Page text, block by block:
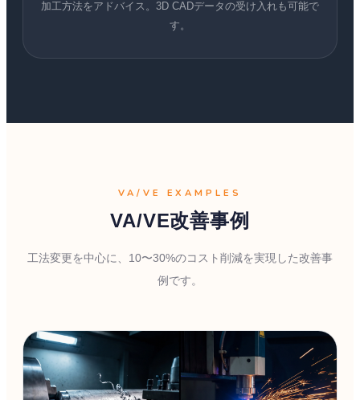
加工方法をアドバイス。3D CADデータの受け入れも可能で
す。
VA/VE EXAMPLES
VA/VE改善事例
工法変更を中心に、10〜30%のコスト削減を実現した改善事
例です。